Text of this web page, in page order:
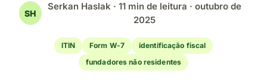
SH
Serkan Haslak · 11 min de leitura · outubro de
2025
ITIN Form W-7
identificação fiscal
fundadores não residentes